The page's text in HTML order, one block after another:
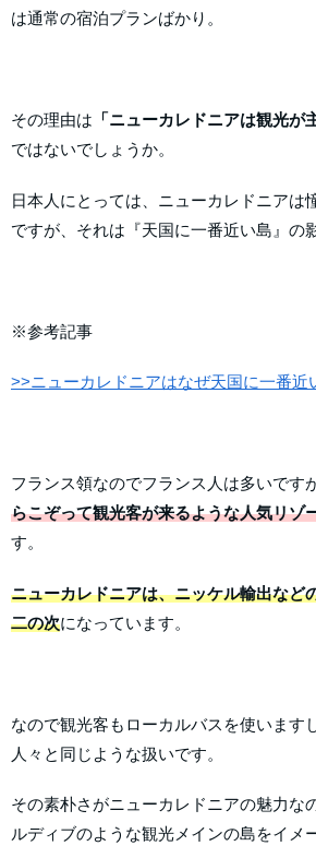
は通常の宿泊プランばかり。
その理由は 「ニューカレドニアは観光が
ではないでしょうか。
日本人にとっては、ニューカレドニアは
ですが、それは『天国に一番近い島』の
※参考記事
>>ニューカレドニアはなぜ天国に一番近
フランス領なのでフランス人は多いですが
らこぞって観光客が来るような人気リゾ
す。
ニューカレドニアは、ニッケル輸出など
二の次になっています。
なので観光客もローカルバスを使います
人々と同じような扱いです。
その素朴さがニューカレドニアの魅力な
ルディブのような観光メインの島をイメ